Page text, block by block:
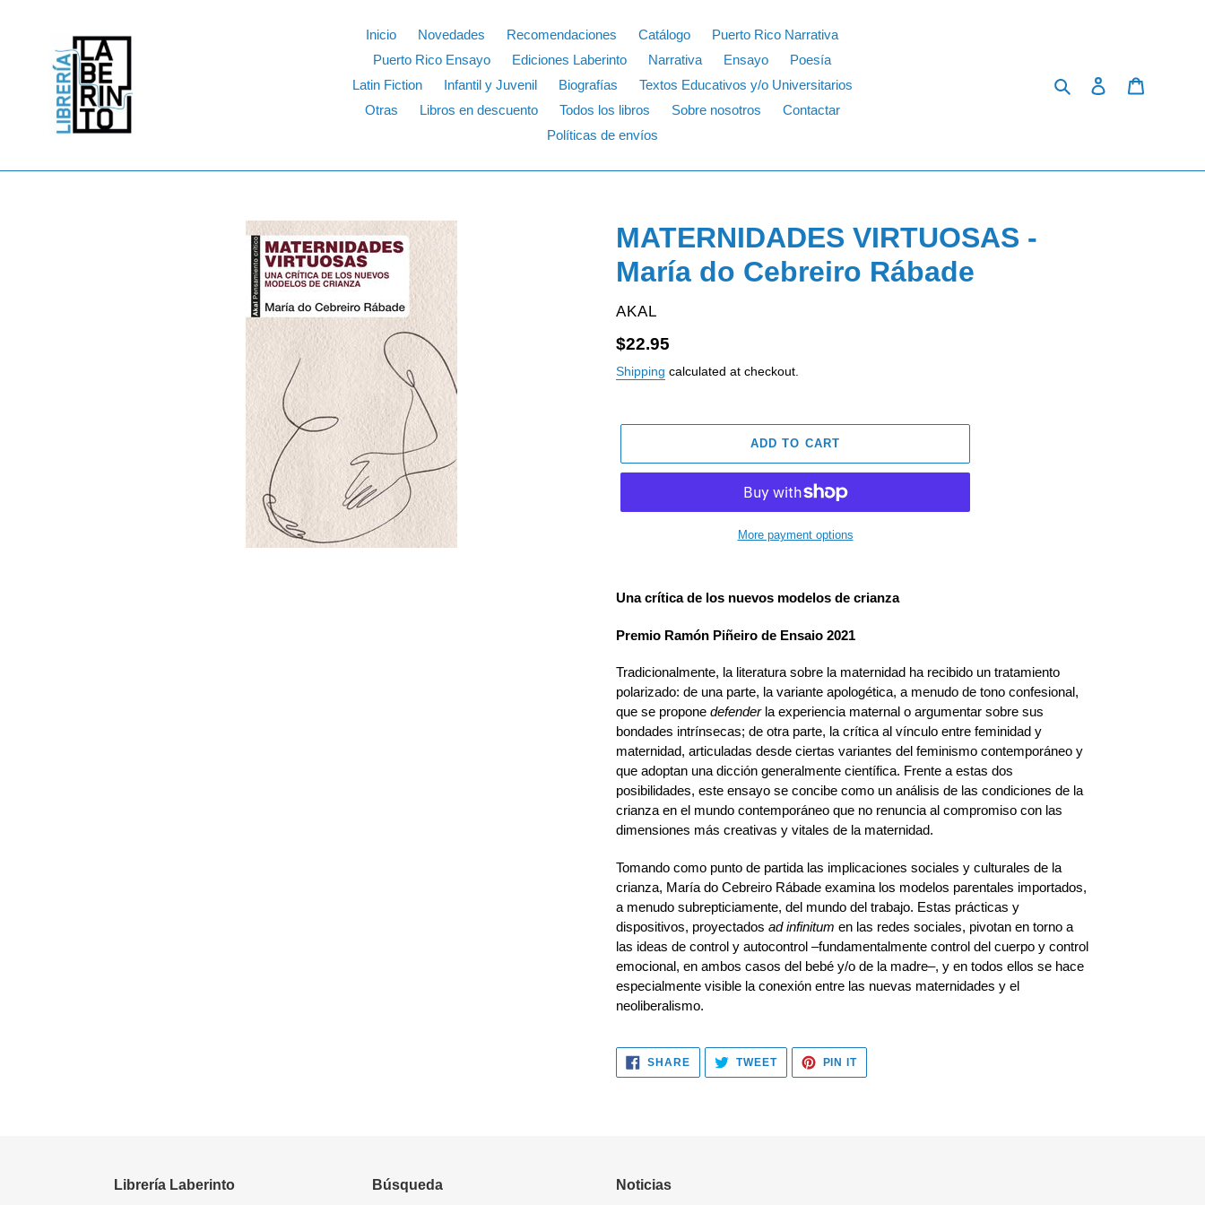
Inicio Novedades Recomendaciones Catálogo
Puerto Rico Narrativa
Puerto Rico Ensayo
Ediciones Laberinto Narrativa Ensayo
Poesía
Latin Fiction
Infantil y Juvenil Biografías
Textos Educativos y/o Universitarios
Otras
Libros en descuento Todos los libros Sobre nosotros
Contactar
Políticas de envíos
Search Log in
MATERNIDADES VIRTUOSAS -
María do Cebreiro Rábade
VENDOR
AKAL
Regular
price
$22.95
Shipping calculated at checkout.
ADD TO CART
More payment options
product
your
Una crítica de los nuevos modelos de crianza
Premio Ramón Piñeiro de Ensaio 2021
Tradicionalmente, la literatura sobre la maternidad ha recibido un tratamiento
polarizado: de una parte, la variante apologética, a menudo de tono confesional,
que se propone defenderla experiencia maternal o argumentar sobre sus
bondades intrínsecas; de otra parte, la crítica al vínculo entre feminidad y
maternidad, articuladas desde ciertas variantes del feminismo contemporáneo y
que adoptan una dicción generalmente científica. Frente a estas dos
posibilidades, este ensayo se concibe como un análisis de las condiciones de la
crianza en el mundo contemporáneo que no renuncia al compromiso con las
dimensiones más creativas y vitales de la maternidad.
Tomando como punto de partida las implicaciones sociales y culturales de la
crianza, María do Cebreiro Rábade examina los modelos parentales importados,
a menudo subrepticiamente, del mundo del trabajo. Estas prácticas y
dispositivos, proyectados ad infinitum en las redes sociales, pivotan en torno a
las ideas de control y autocontrol –fundamentalmente control del cuerpo y control
emocional, en ambos casos del bebé y/o de la madre–, y en todos ellos se hace
especialmente visible la conexión entre las nuevas maternidades y el
neoliberalismo.
SHARESHARE
ON
FACEBOOK
TWEETTWEET
TWITTER
PIN ITPIN
PINTEREST
Librería Laberinto Búsqueda Noticias